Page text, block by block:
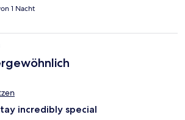
1 Nacht
incredibly special